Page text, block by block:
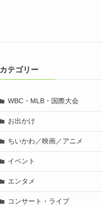
カテゴリー
WBC・MLB・国際大会
お出かけ
ちいかわ／映画／アニメ
イベント
エンタメ
コンサート・ライブ